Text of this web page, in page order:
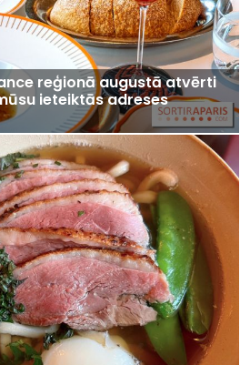
reģionā augustā atvērti
ieteiktās adreses